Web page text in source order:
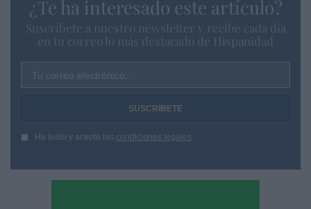
¿Te ha interesado este artículo?
Suscríbete a nuestro newsletter y recibe cada dia
en tu correo lo más destacado de Hispanidad
Tu correo electrónico...
He leído y acepto las condiciones legales